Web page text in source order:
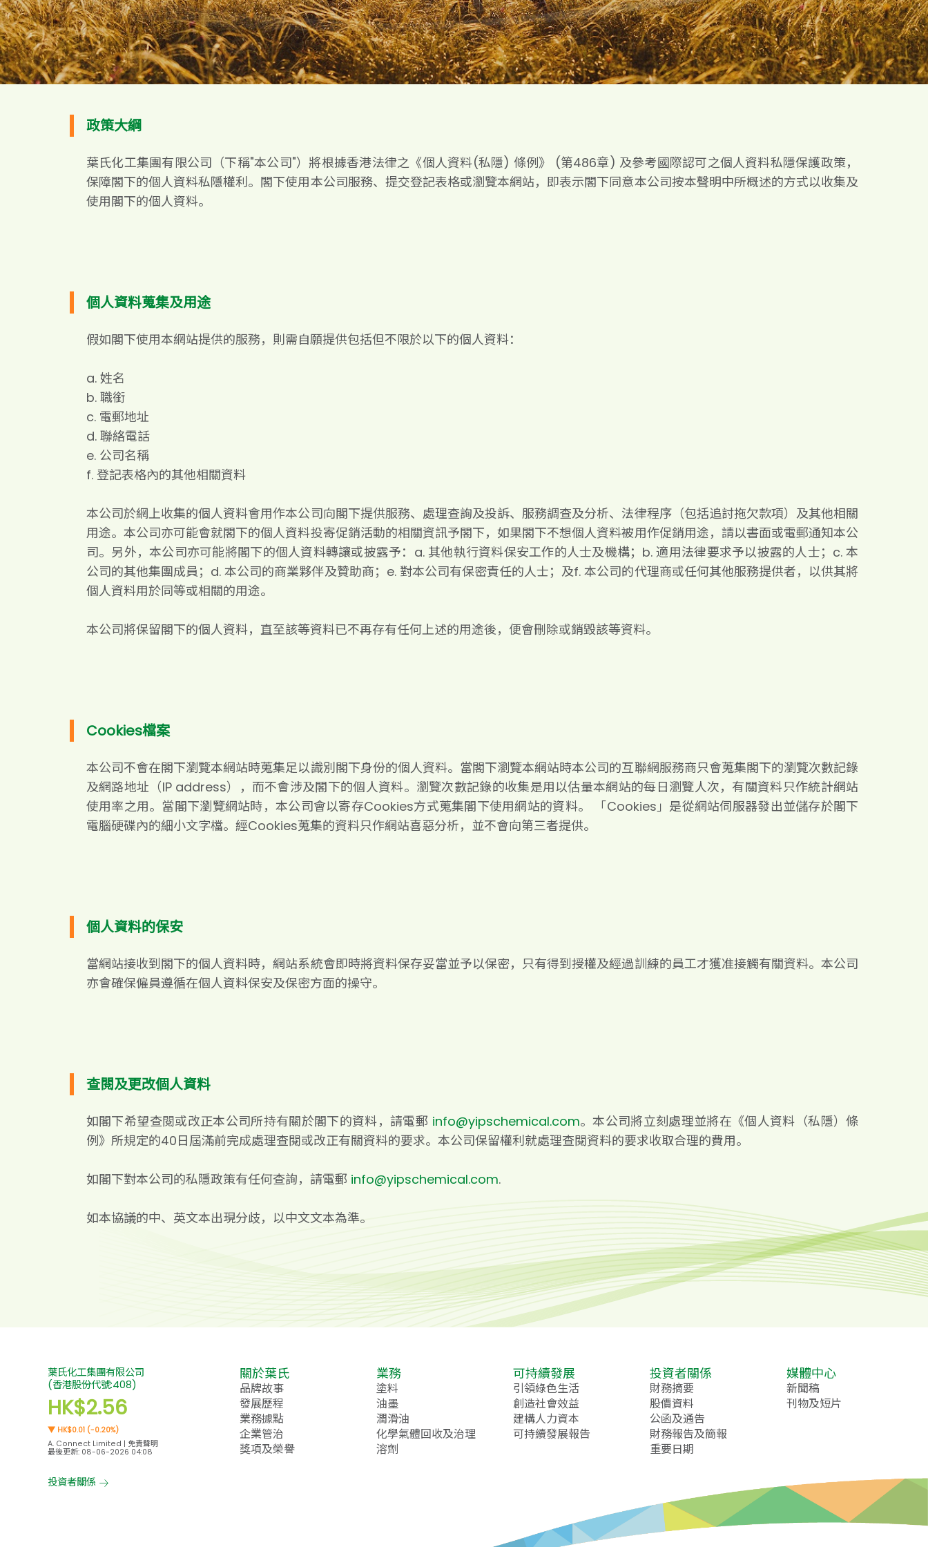
政策大綱
葉氏化工集團有限公司（下稱"本公司"）將根據香港法律之《個人資料(私隱) 條例》 (第486章) 及參考國際認可之個人資料私隱保護政策，
保障閣下的個人資料私隱權利。閣下使用本公司服務、提交登記表格或瀏覽本網站，即表示閣下同意本公司按本聲明中所概述的方式以收集及
使用閣下的個人資料。
個人資料蒐集及用途
假如閣下使用本網站提供的服務，則需自願提供包括但不限於以下的個人資料：
a. 姓名
b. 職銜
c. 電郵地址
d. 聯絡電話
e. 公司名稱
f. 登記表格內的其他相關資料
本公司於網上收集的個人資料會用作本公司向閣下提供服務、處理查詢及投訴、服務調查及分析、法律程序（包括追討拖欠款項）及其他相關
用途。本公司亦可能會就閣下的個人資料投寄促銷活動的相關資訊予閣下，如果閣下不想個人資料被用作促銷用途，請以書面或電郵通知本公
司。另外，本公司亦可能將閣下的個人資料轉讓或披露予：a. 其他執行資料保安工作的人士及機構；b. 適用法律要求予以披露的人士；c. 本
公司的其他集團成員；d. 本公司的商業夥伴及贊助商；e. 對本公司有保密責任的人士；及f. 本公司的代理商或任何其他服務提供者，以供其將
個人資料用於同等或相關的用途。
本公司將保留閣下的個人資料，直至該等資料已不再存有任何上述的用途後，便會刪除或銷毀該等資料。
Cookies檔案
本公司不會在閣下瀏覽本網站時蒐集足以識別閣下身份的個人資料。當閣下瀏覽本網站時本公司的互聯網服務商只會蒐集閣下的瀏覽次數記錄
及網路地址（IP address），而不會涉及閣下的個人資料。瀏覽次數記錄的收集是用以估量本網站的每日瀏覽人次，有關資料只作統計網站
使用率之用。當閣下瀏覽網站時，本公司會以寄存Cookies方式蒐集閣下使用網站的資料。 「Cookies」是從網站伺服器發出並儲存於閣下
電腦硬碟內的細小文字檔。經Cookies蒐集的資料只作網站喜惡分析，並不會向第三者提供。
個人資料的保安
當網站接收到閣下的個人資料時，網站系統會即時將資料保存妥當並予以保密，只有得到授權及經過訓練的員工才獲准接觸有關資料。本公司
亦會確保僱員遵循在個人資料保安及保密方面的操守。
查閱及更改個人資料
如閣下希望查閱或改正本公司所持有關於閣下的資料，請電郵 info@yipschemical.com。本公司將立刻處理並將在《個人資料（私隱）條
例》所規定的40日屆滿前完成處理查閱或改正有關資料的要求。本公司保留權利就處理查閱資料的要求收取合理的費用。
如閣下對本公司的私隱政策有任何查詢，請電郵 info@yipschemical.com.
如本協議的中、英文本出現分歧，以中文文本為準。
關於葉氏
品牌故事
發展歷程
業務據點
企業管治
獎項及榮譽
業務
塗料
油墨
潤滑油
化學氣體回收及治理
溶劑
可持續發展
引領綠色生活
創造社會效益
建構人力資本
可持續發展報告
投資者關係
財務摘要
股價資料
公函及通告
財務報告及簡報
重要日期
媒體中心
新聞稿
刊物及短片